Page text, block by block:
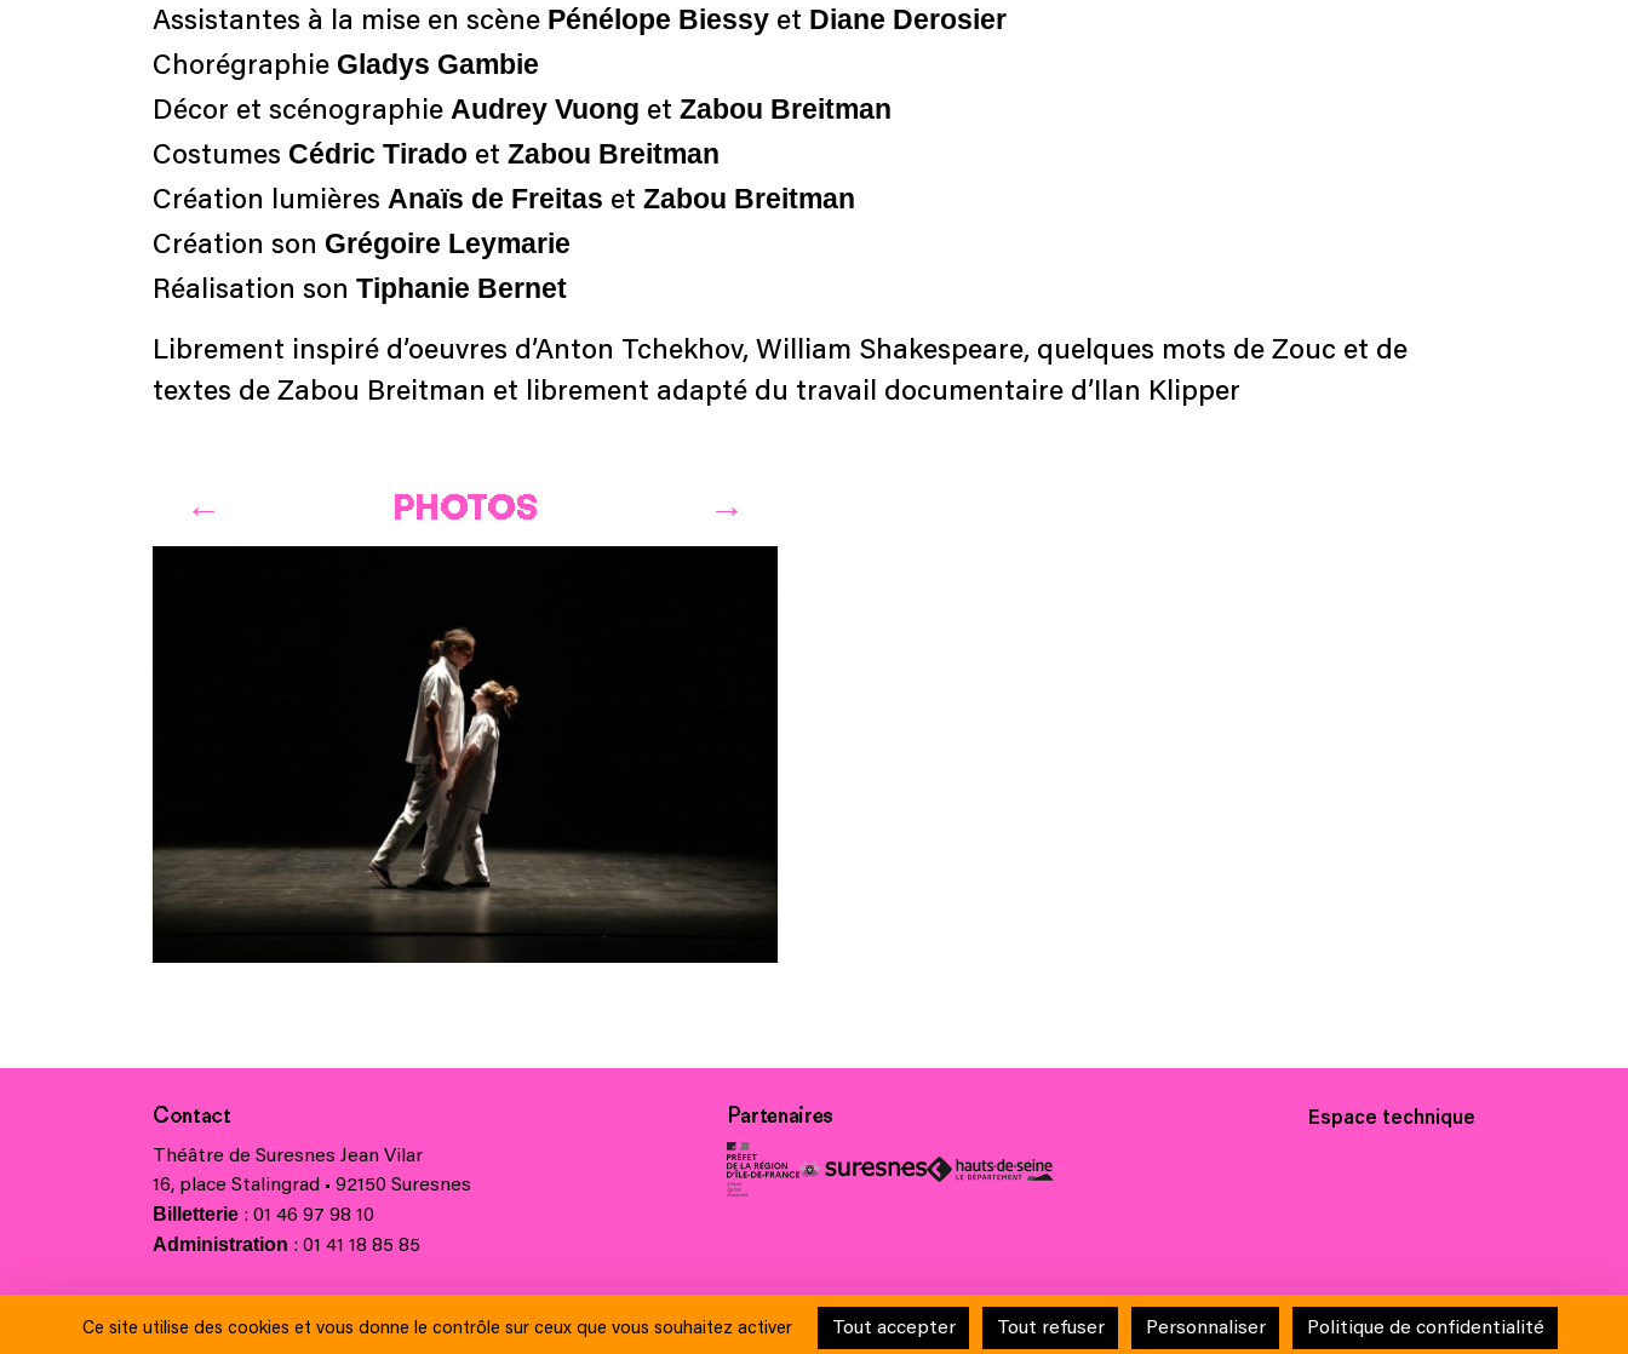
Assistantes à la mise en scène Pénélope Biessy et Diane Derosier
Chorégraphie Gladys Gambie
Décor et scénographie Audrey Vuong et Zabou Breitman
Costumes Cédric Tirado et Zabou Breitman
Création lumières Anaïs de Freitas et Zabou Breitman
Création son Grégoire Leymarie
Réalisation son Tiphanie Bernet
Librement inspiré d’oeuvres d’Anton Tchekhov, William Shakespeare, quelques mots de Zouc et de
textes de Zabou Breitman et librement adapté du travail documentaire d’Ilan Klipper
PHOTOS
Contact
Théâtre de Suresnes Jean Vilar
16, place Stalingrad • 92150 Suresnes
Billetterie : 01 46 97 98 10
Administration : 01 41 18 85 85
Partenaires Espace technique
Mentions légales & Charte de protection des donnéesConditions générales de vente
Ce site utilise des cookies et vous donne le contrôle sur ceux que vous souhaitez activer Tout accepter Tout refuser Personnaliser Politique de confidentialité